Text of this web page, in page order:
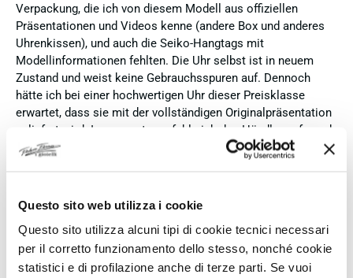
Questo sito web utilizza i cookie
Questo sito utilizza alcuni tipi di cookie tecnici necessari
per il corretto funzionamento dello stesso, nonché cookie
statistici e di profilazione anche di terze parti. Se vuoi
Verpackung, die ich von diesem Modell aus offiziellen
Präsentationen und Videos kenne (andere Box und anderes
Uhrenkissen), und auch die Seiko-Hangtags mit
Modellinformationen fehlten. Die Uhr selbst ist in neuem
Zustand und weist keine Gebrauchsspuren auf. Dennoch
hätte ich bei einer hochwertigen Uhr dieser Preisklasse
erwartet, dass sie mit der vollständigen Originalpräsentation
geliefert wird. Insgesamt empfehle ich den Händler aufgrund
des guten Preises und der seriösen Abwicklung, hoffe
Verifizierter Käufer
Vor 4 Tagen